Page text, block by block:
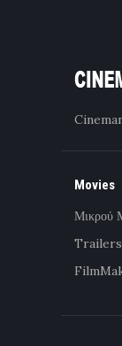
Movies
Μικρού
Trailers